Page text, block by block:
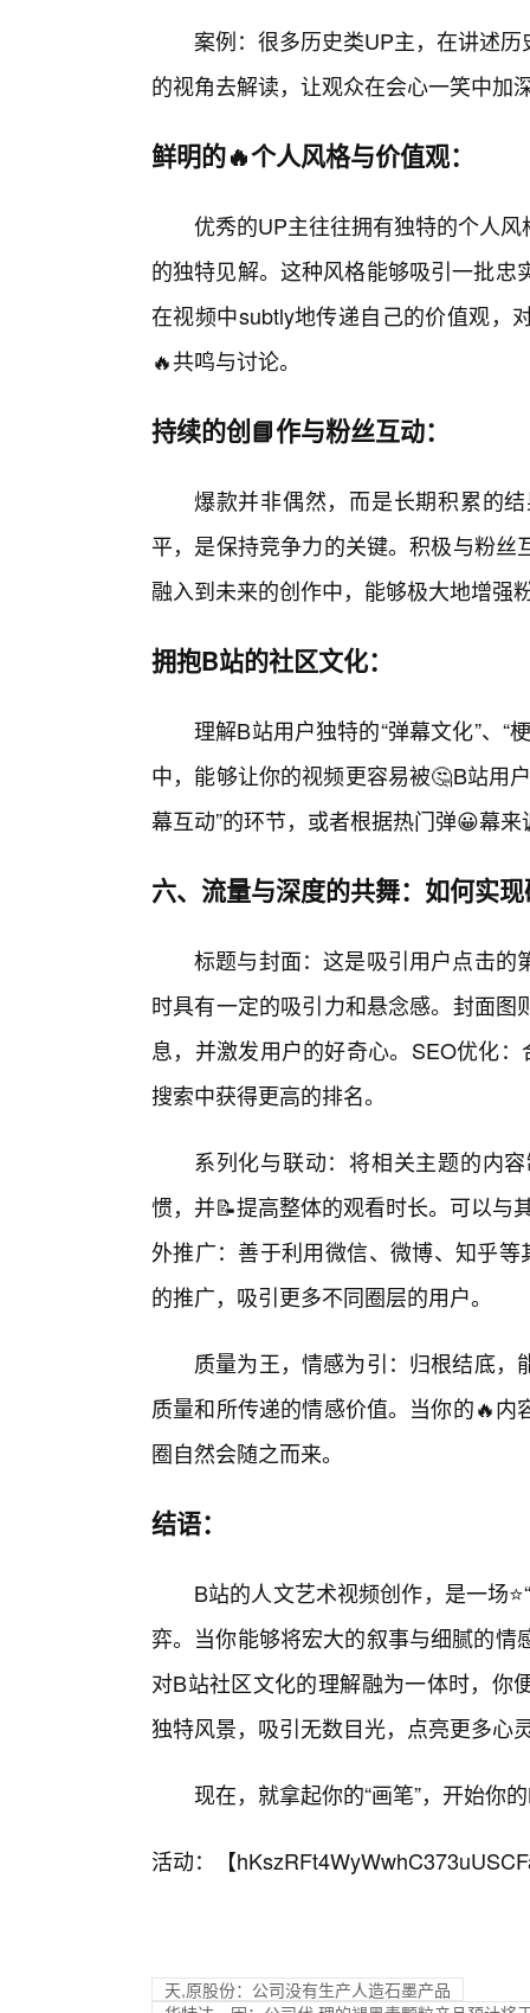
案例：很多历史类UP主，在讲述
的视角去解读，让观众在会心一笑中加
鲜明的🔥个人风格与价值观：
优秀的UP主往往拥有独特的个人
的独特见解。这种风格能够吸引一批
在视频中subtly地传递自己的价值观，
🔥共鸣与讨论。
持续的创📘作与粉丝互动：
爆款并非偶然，而是长期积累的
平，是保持竞争力的关键。积极与粉
融入到未来的创作中，能够极大地增强
拥抱B站的社区文化：
理解B站用户独特的“弹幕文化”、“
中，能够让你的视频更容易被🤔B站用
幕互动”的环节，或者根据热门弹😀幕
六、流量与深度的共舞：如何实
标题与封面：这是吸引用户点击的
时具有一定的吸引力和悬念感。封面
息，并激发用户的好奇心。SEO优化
搜索中获得更高的排名。
系列化与联动：将相关主题的内
惯，并📝提高整体的观看时长。可以与
外推广：善于利用微信、微博、知乎
的推广，吸引更多不同圈层的用户。
质量为王，情感为引：归根结底
质量和所传递的情感价值。当你的🔥
圈自然会随之而来。
结语：
B站的人文艺术视频创作，是一场
弈。当你能够将宏大的叙事与细腻的
对B站社区文化的理解融为一体时，你
独特风景，吸引无数目光，点亮更多心
现在，就拿起你的“画笔”，开始你
活动：【
天,原股份：公司没有生产人造石墨产品